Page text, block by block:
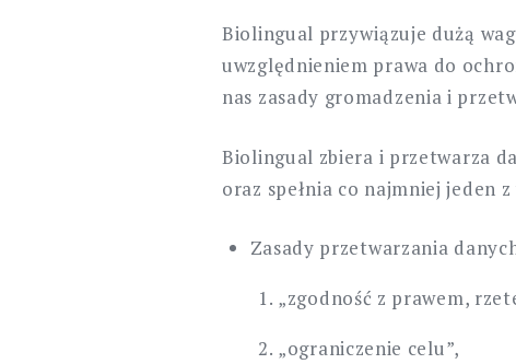
Biolingual przywiązuje dużą
uwzględnieniem prawa do
nas zasady gromadzenia i
Biolingual zbiera i przetwarza
oraz spełnia co najmniej jeden
Zasady przetwarzania
„zgodność z prawem,
„ograniczenie celu”,